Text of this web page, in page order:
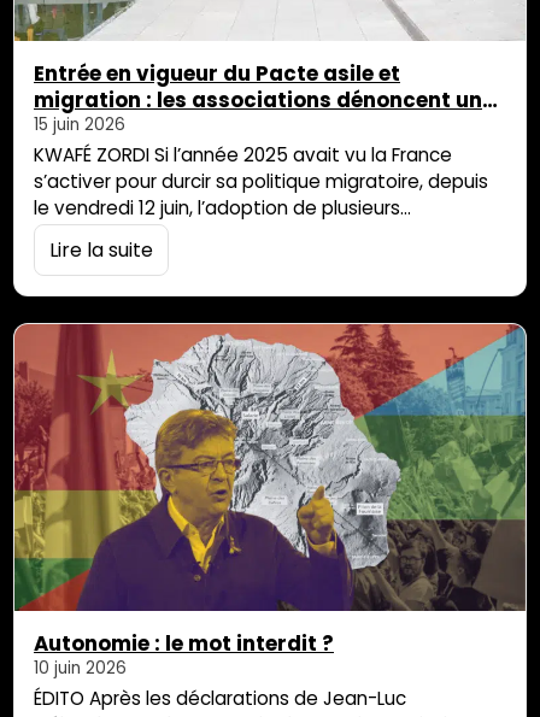
Entrée en vigueur du Pacte asile et
migration : les associations dénoncent un
durcissement de la politique migratoire
15 juin 2026
KWAFÉ ZORDI Si l’année 2025 avait vu la France
s’activer pour durcir sa politique migratoire, depuis
le vendredi 12 juin, l’adoption de plusieurs
règlements et directives pour la mise en œuvre du
Pacte Asile et Migration renforce le contrôle des
Des nouvelles règles « fermes mais justes » En 2024,
[…]
Lire la suite
Autonomie : le mot interdit ?
10 juin 2026
ÉDITO Après les déclarations de Jean-Luc